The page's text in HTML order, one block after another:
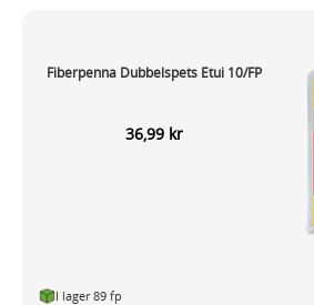
Fiberpenna Dubbelspets Etui 10/FP
36,99 kr
I lager 89 fp